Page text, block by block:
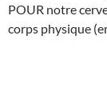
POUR notre
corps physique